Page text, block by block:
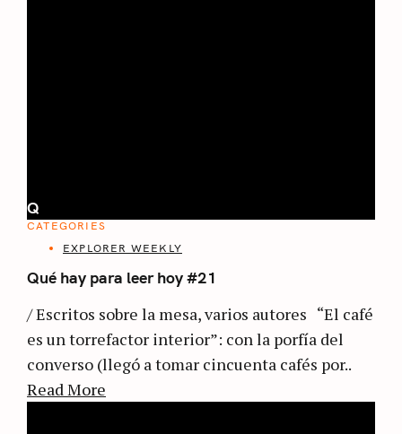
Q
CATEGORIES
EXPLORER WEEKLY
Qué hay para leer hoy #21
/ Escritos sobre la mesa, varios autores “El café
es un torrefactor interior”: con la porfía del
converso (llegó a tomar cincuenta cafés por..
Read More